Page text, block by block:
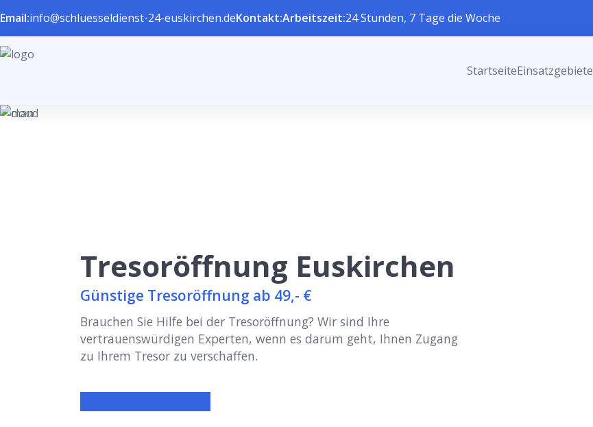
Email:info@schluesseldienst-24-euskirchen.deKontakt:Arbeitszeit:24 Stunden, 7 Tage die Woche
StartseiteEinsatzgebiete
Tresoröffnung Euskirchen
Günstige Tresoröffnung ab 49,- €
Brauchen Sie Hilfe bei der Tresoröffnung? Wir sind Ihre
vertrauenswürdigen Experten, wenn es darum geht, Ihnen Zugang
zu Ihrem Tresor zu verschaffen.